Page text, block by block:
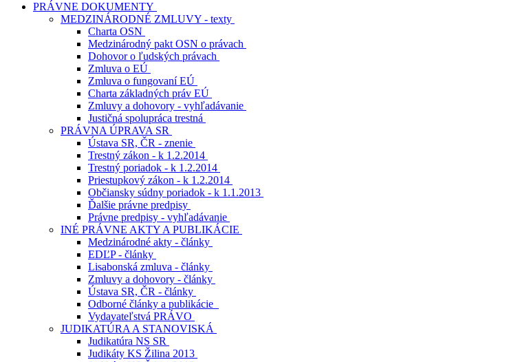
PRÁVNE DOKUMENTY
MEDZINÁRODNÉ ZMLUVY - texty
Charta OSN
Medzinárodný pakt OSN o právach
Dohovor o ľudských právach
Zmluva o EÚ
Zmluva o fungovaní EÚ
Charta základných práv EÚ
Zmluvy a dohovory - vyhľadávanie
Justičná spolupráca trestná
PRÁVNA ÚPRAVA SR
Ústava SR, ČR - znenie
Trestný zákon - k 1.2.2014
Trestný poriadok - k 1.2.2014
Priestupkový zákon - k 1.2.2014
Občiansky súdny poriadok - k 1.1.2013
Ďalšie právne predpisy
Právne predpisy - vyhľadávanie
INÉ PRÁVNE AKTY A PUBLIKÁCIE
Medzinárodné akty - články
EDĽP - články
Lisabonská zmluva - články
Zmluvy a dohovory - články
Ústava SR, ČR - články
Odborné články a publikácie
Vydavateľstvá PRÁVO
JUDIKATÚRA A STANOVISKÁ
Judikatúra NS SR
Judikáty KS Žilina 2013